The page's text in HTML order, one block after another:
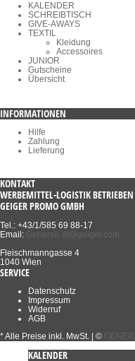
KALENDER
SCHREIBTISCH
GIVE-AWAYS
TEXTIL
Kleidung
Accessoires
JUNIOR
Gutscheine
Übersicht
INFORMATIONEN
Hilfe
Zahlung
Lieferung
KONTAKT
WERBEMITTEL-LOGISTIK
GEIGER PROMO GMBH
Tel.: +43/1/585 69 88-17
Email: Generali-at@geiger.com
Fleischmanngasse 4
1040 Wien
SERVICE
Datenschutz
Impressum
Widerruf
AGB
* Alle Preise inkl. MwSt. | ©
KALENDER